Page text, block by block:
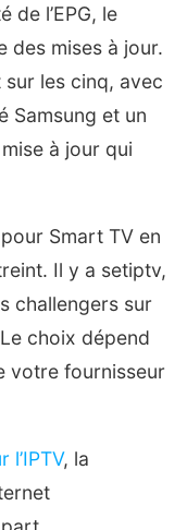
de l’EPG, le
des mises à jour.
sur les cinq, avec
Samsung et un
à jour qui
Smart TV en
Il y a setiptv,
challengers sur
choix dépend
votre fournisseur
l’IPTV, la